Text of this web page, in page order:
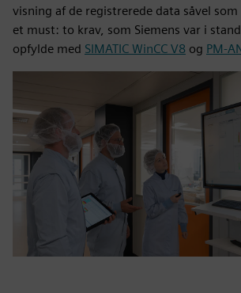
visning af de registrerede data såvel
et must: to krav, som Siemens var i
opfylde med SIMATIC WinCC V8 og PM-